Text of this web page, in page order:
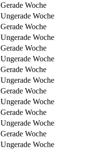
Gerade Woche
Ungerade Woche
Gerade Woche
Ungerade Woche
Gerade Woche
Ungerade Woche
Gerade Woche
Ungerade Woche
Gerade Woche
Ungerade Woche
Gerade Woche
Ungerade Woche
Gerade Woche
Ungerade Woche